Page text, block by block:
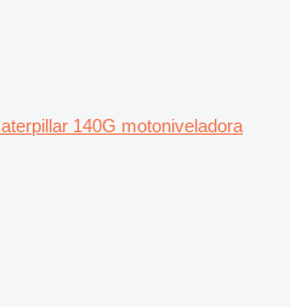
140G motoniveladora